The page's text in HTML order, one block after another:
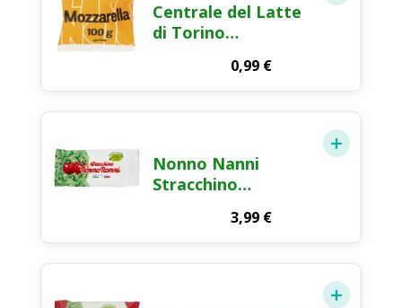
Centrale del Latte
di Torino
Mozzarella Fior di
Latte Formaggio
Fresco 100g
0,99 €
Nonno Nanni
Stracchino
3,99 €